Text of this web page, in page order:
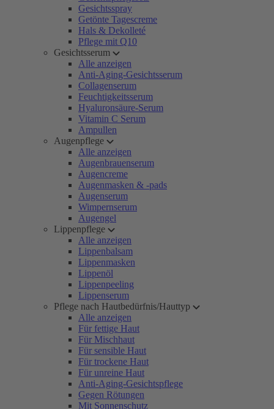
Gesichtsspray
Getönte Tagescreme
Hals & Dekolleté
Pflege mit Q10
Gesichtsserum
Alle anzeigen
Anti-Aging-Gesichtsserum
Collagenserum
Feuchtigkeitsserum
Hyaluronsäure-Serum
Vitamin C Serum
Ampullen
Augenpflege
Alle anzeigen
Augenbrauenserum
Augencreme
Augenmasken & -pads
Augenserum
Wimpernserum
Augengel
Lippenpflege
Alle anzeigen
Lippenbalsam
Lippenmasken
Lippenöl
Lippenpeeling
Lippenserum
Pflege nach Hautbedürfnis/Hauttyp
Alle anzeigen
Für fettige Haut
Für Mischhaut
Für sensible Haut
Für trockene Haut
Für unreine Haut
Anti-Aging-Gesichtspflege
Gegen Rötungen
Mit Sonnenschutz